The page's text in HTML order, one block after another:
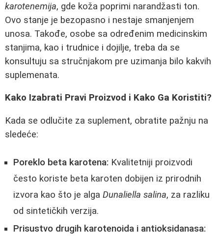
karotenemija, gde koža poprimi narandžasti ton.
Ovo stanje je bezopasno i nestaje smanjenjem
unosa. Takođe, osobe sa određenim medicinskim
stanjima, kao i trudnice i dojilje, treba da se
konsultuju sa stručnjakom pre uzimanja bilo kakvih
suplemenata.
Kako Izabrati Pravi Proizvod i Kako Ga Koristiti?
Kada se odlučite za suplement, obratite pažnju na
sledeće:
Poreklo beta karotena: Kvalitetniji proizvodi
često koriste beta karoten dobijen iz prirodnih
izvora kao što je alga Dunaliella salina, za razliku
od sintetičkih verzija.
Prisustvo drugih karotenoida i antioksidanasa: